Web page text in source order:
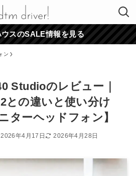
スのSALE情報を見る
ン
Studioのレビュー｜
との違いと使い分け
ターヘッドフォン】
2026年4月17日 2026年4月28日